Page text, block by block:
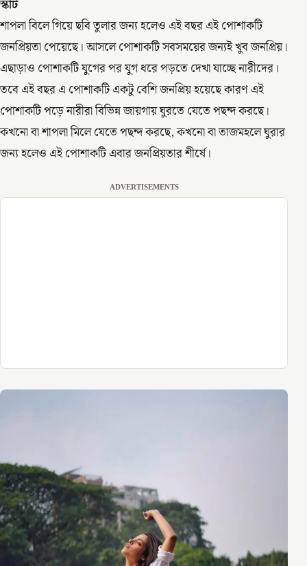
স্কার্ট
শাপলা বিলে গিয়ে ছবি তুলার জন্য হলেও এই বছর এই পোশাকটি
জনপ্রিয়তা পেয়েছে। আসলে পোশাকটি সবসময়ের জন্যই খুব জনপ্রিয়।
এছাড়াও পোশাকটি যুগের পর যুগ ধরে পড়তে দেখা যাচ্ছে নারীদের।
তবে এই বছর এ পোশাকটি একটু বেশি জনপ্রিয় হয়েছে কারণ এই
পোশাকটি পড়ে নারীরা বিভিন্ন জায়গায় ঘুরতে যেতে পছন্দ করছে।
কখনো বা শাপলা মিলে যেতে পছন্দ করছে, কখনো বা তাজমহলে ঘুরার
জন্য হলেও এই পোশাকটি এবার জনপ্রিয়তার শীর্ষে।
ADVERTISEMENTS